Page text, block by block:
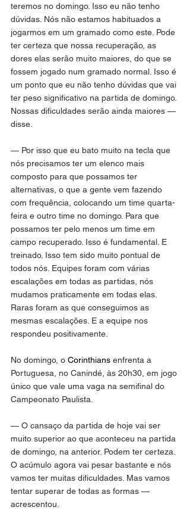
teremos no domingo. Isso eu não tenho
dúvidas. Nós não estamos habituados a
jogarmos em um gramado como este. Pode
ter certeza que nossa recuperação, as
dores elas serão muito maiores, do que se
fossem jogado num gramado normal. Isso é
um ponto que eu não tenho dúvidas que vai
ter peso significativo na partida de domingo.
Nossas dificuldades serão ainda maiores —
disse.
— Por isso que eu bato muito na tecla que
nós precisamos ter um elenco mais
composto para que possamos ter
alternativas, o que a gente vem fazendo
com frequência, colocando um time quarta-
feira e outro time no domingo. Para que
possamos ter pelo menos um time em
campo recuperado. Isso é fundamental. E
treinado. Isso tem sido muito pontual de
todos nós. Equipes foram com várias
escalações em todas as partidas, nós
mudamos praticamente em todas elas.
Raras foram as que conseguimos as
mesmas escalações. E a equipe nos
respondeu positivamente.
No domingo, o Corinthians enfrenta a
Portuguesa, no Canindé, às 20h30, em jogo
único que vale uma vaga na semifinal do
Campeonato Paulista.
— O cansaço da partida de hoje vai ser
muito superior ao que aconteceu na partida
de domingo, na anterior. Podem ter certeza.
O acúmulo agora vai pesar bastante e nós
vamos ter muitas dificuldades. Mas vamos
tentar superar de todas as formas —
acrescentou.